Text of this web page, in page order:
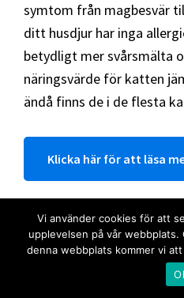
symtom från magbesvär
ditt husdjur har inga
betydligt mer svårsmälta
näringsvärde för katten
ändå finns de i de flesta
Klicka här för att läsa
Det finns olika typ av
Vi använder cookies för att
upplevelsen på vår
denna webbplats kommer vi